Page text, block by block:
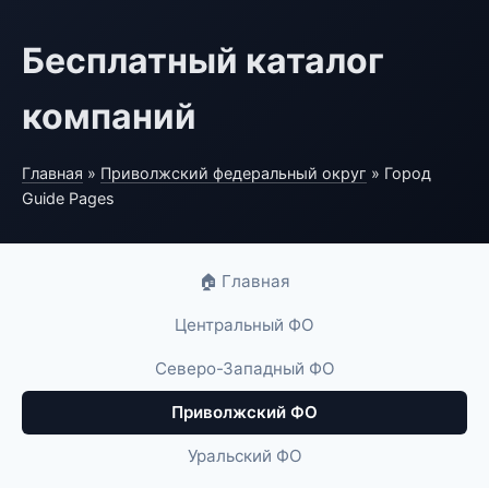
Бесплатный каталог
компаний
Главная » Приволжский федеральный округ » Город
Guide Pages
🏠 Главная
Центральный ФО
Северо-Западный ФО
Приволжский ФО
Уральский ФО